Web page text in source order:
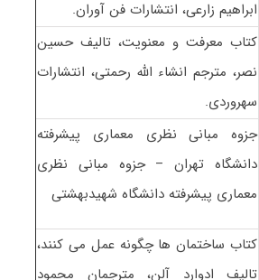
ابراهیم زارعی، انتشارات فن آوران.
کتاب معرفت و معنویت، تالیف حسین
نصر، مترجم انشاء الله رحمتی، انتشارات
سهروردی.
جزوه مبانی نظری معماری پیشرفته
دانشگاه تهران – جزوه مبانی نظری
معماری پیشرفته دانشگاه شهیدبهشتی
کتاب ساختمان ها چگونه عمل می کنند،
تالیف ادوارد آلن، مترجمان محمود